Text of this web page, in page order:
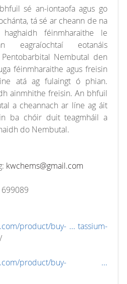
sé an-iontaofa agus go
tá sé ar cheann de na
féinmharaithe le
eagraíochtaí eotanáis
Nembutal den
féinmharaithe agus freisin
atá ag fulaingt ó phian.
ainmhithe freisin. An bhfuil
a cheannach ar líne ag áit
ba chóir duit teagmháil a
do Nembutal.
kwchems@gmail.com
699089
product/buy- ... tassium-
product/buy- ...